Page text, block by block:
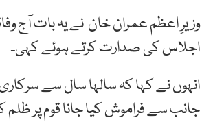
وزیرِ اعظم عمران خان نے یہ بات آج
اجلاس کی صدارت کرتے ہوئے کہی۔
انہوں نے کہا کہ سالہا سال سے
جانب سے فراموش کیا جانا قوم پر